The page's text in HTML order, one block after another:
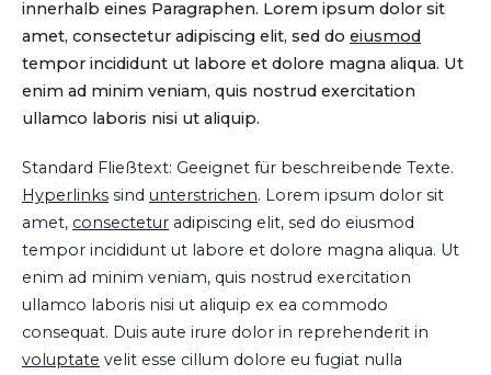
innerhalb eines Paragraphen. Lorem ipsum dolor sit
amet, consectetur adipiscing elit, sed do eiusmod
tempor incididunt ut labore et dolore magna aliqua. Ut
enim ad minim veniam, quis nostrud exercitation
ullamco laboris nisi ut aliquip.
Standard Fließtext: Geeignet für beschreibende Texte.
Hyperlinks sind unterstrichen. Lorem ipsum dolor sit
amet, consectetur adipiscing elit, sed do eiusmod
tempor incididunt ut labore et dolore magna aliqua. Ut
enim ad minim veniam, quis nostrud exercitation
ullamco laboris nisi ut aliquip ex ea commodo
consequat. Duis aute irure dolor in reprehenderit in
voluptate velit esse cillum dolore eu fugiat nulla